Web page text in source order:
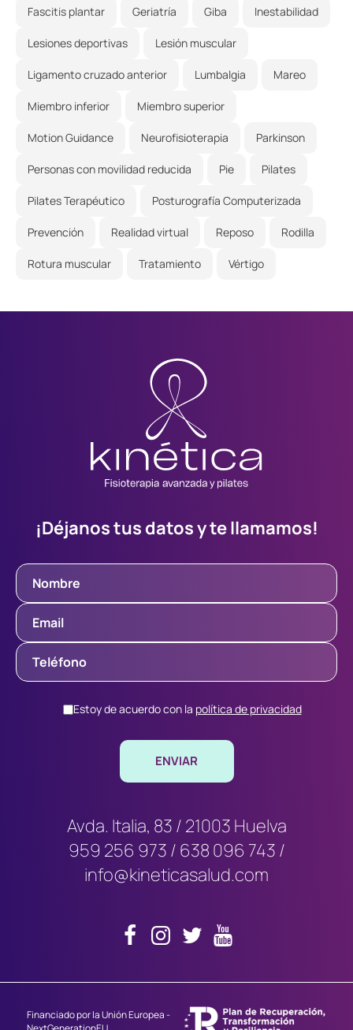
Fascitis plantar Geriatría Giba Inestabilidad
Lesiones deportivas Lesión muscular
Ligamento cruzado anterior Lumbalgia Mareo
Miembro inferior Miembro superior
Motion Guidance Neurofisioterapia Parkinson
Personas con movilidad reducida Pie Pilates
Pilates Terapéutico Posturografía Computerizada
Prevención Realidad virtual Reposo Rodilla
Rotura muscular Tratamiento Vértigo
¡Déjanos tus datos y te llamamos!
Estoy de acuerdo con la política de privacidad
Avda. Italia, 83 / 21003 Huelva
959 256 973 / 638 096 743 /
info@kineticasalud.com
Financiado por la Unión Europea -